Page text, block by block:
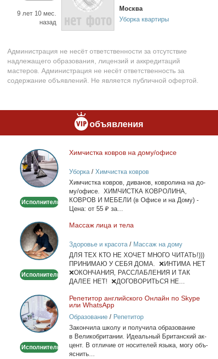
9 лет 10 мес.
назад
Москва
Уборка квартиры
Администрация не несёт ответственности за отсутствие
надлежащего образования, лицензий и аккредитаций
мастеров. Администрация не несёт ответственность за
содержание объявлений. Не является публичной офертой.
объявления
Химчистка
ковров
на
дому/
Исполнитель
Хим­чист­ка ков­ров на до­му/офи­се
Уборка/ Химчистка ковров
Хим­чист­ка ков­ров, ди­ва­нов, ков­ро­ли­на на до­
му/офи­се. ХИМЧИСТКА КОВРОЛИНА,
КОВРОВ И МЕБЕЛИ (в Офи­се и на До­му) -
Це­на: от 55 ₽ за...
Массаж
лица
и
тела
Исполнитель
Мас­саж ли­ца и те­ла
Здоровье и красота/ Массаж на дому
ДЛЯ ТЕХ КТО НЕ ХОЧЕТ МНОГО ЧИТАТЬ!)))
ПРИНИМАЮ У СЕБЯ ДОМА. ❌ИНТИМА НЕТ
❌ОКОНЧАНИЯ, РАССЛАБЛЕНИЯ И ТАК
ДАЛЕЕ НЕТ! ❌ДОГОВОРИТЬСЯ НЕ...
Репетитор
английского
Онлайн
по
или
Исполнитель
Ре­пе­ти­тор ан­глий­ско­го Он­лайн по Skype
или WhatsApp
Образование/ Репетитор
За­кон­чи­ла шко­лу и по­лу­чи­ла об­ра­зо­ва­ние
в Ве­ли­ко­бри­та­нии. Иде­аль­ный Бри­тан­ский ак­
цент. В от­ли­чие от но­си­те­лей язы­ка, мо­гу объ­
яс­нить...